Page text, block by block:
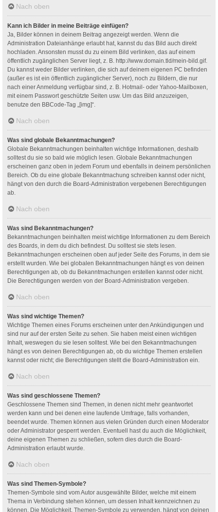
Nach oben
Kann ich Bilder in meine Beiträge einfügen?
Ja, Bilder können in deinem Beitrag angezeigt werden. Wenn die
Administration Dateianhänge erlaubt hat, kannst du das Bild auch direkt
hochladen. Ansonsten musst du zu einem Bild verlinken, das auf einem
öffentlich zugänglichen Server liegt, z. B. http://www.domain.tld/mein-bild.gif.
Du kannst weder Bilder verlinken, die sich auf deinem eigenen PC befinden
(außer es ist ein öffentlich zugänglicher Server), noch zu Bildern, die nur
nach einer Anmeldung verfügbar sind, z. B. Hotmail- oder Yahoo-Mailboxen,
mit einem Passwort geschützte Seiten usw. Um das Bild anzuzeigen,
benutze den BBCode-Tag „[img]“.
Nach oben
Was sind globale Bekanntmachungen?
Globale Bekanntmachungen beinhalten wichtige Informationen, deshalb
solltest du sie so bald wie möglich lesen. Globale Bekanntmachungen
erscheinen ganz oben in jedem Forum und ebenfalls in deinem persönlichen
Bereich. Ob du eine globale Bekanntmachung schreiben kannst oder nicht,
hängt von den durch die Board-Administration vergebenen Berechtigungen
ab.
Nach oben
Was sind Bekanntmachungen?
Bekanntmachungen beinhalten meist wichtige Informationen zu dem Bereich
des Boards, in dem du dich befindest. Du solltest sie stets lesen.
Bekanntmachungen erscheinen oben auf jeder Seite des Forums, in dem sie
erstellt wurden. Wie bei globalen Bekanntmachungen hängt es von deinen
Berechtigungen ab, ob du Bekanntmachungen erstellen kannst oder nicht.
Die Berechtigungen werden von der Board-Administration vergeben.
Nach oben
Was sind wichtige Themen?
Wichtige Themen eines Forums erscheinen unter den Ankündigungen und
sind nur auf der ersten Seite zu sehen. Sie haben meist einen wichtigen
Inhalt, weswegen du sie lesen solltest. Wie bei den Bekanntmachungen
hängt es von deinen Berechtigungen ab, ob du wichtige Themen erstellen
kannst oder nicht; die Berechtigungen stellt die Board-Administration ein.
Nach oben
Was sind geschlossene Themen?
Geschlossene Themen sind Themen, in denen nicht mehr geantwortet
werden kann und bei denen eine laufende Umfrage, falls vorhanden,
beendet wurde. Themen können aus vielen Gründen durch einen Moderator
oder Administrator gesperrt werden. Eventuell hast du auch die Möglichkeit,
deine eigenen Themen zu schließen, sofern dies durch die Board-
Administration erlaubt wurde.
Nach oben
Was sind Themen-Symbole?
Themen-Symbole sind vom Autor ausgewählte Bilder, welche mit einem
Thema in Verbindung stehen können, um dessen Inhalt kennzeichnen zu
können. Die Möglichkeit, Themen-Symbole zu verwenden, hängt von deinen